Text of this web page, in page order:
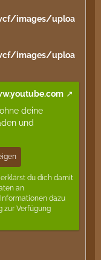
images/uploa
images/uploa
deine
und
du dich damit
an
dazu
zur Verfügung